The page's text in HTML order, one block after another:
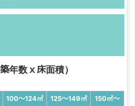
年数ｘ床面積）
100～124㎡ 125～149㎡ 150㎡～